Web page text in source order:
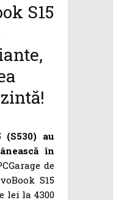
S15
(S530) au
în
de
S15
lei la 4300